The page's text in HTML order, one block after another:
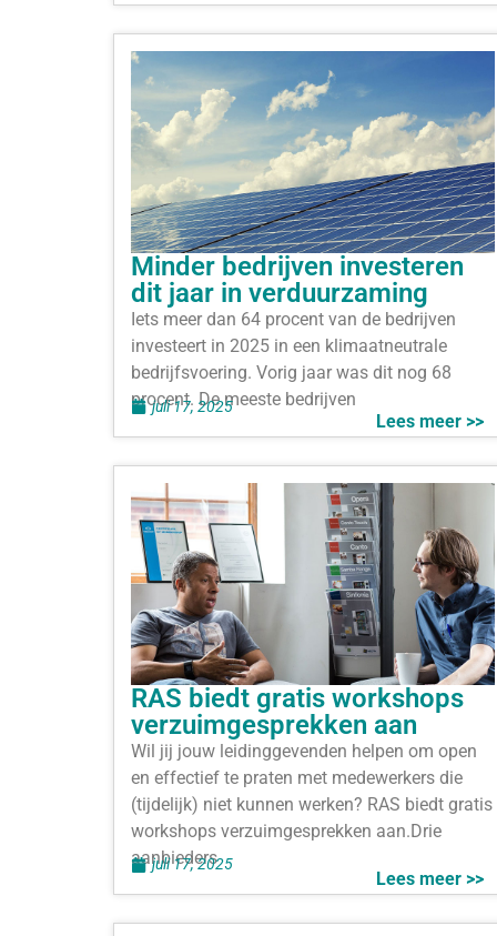
Minder bedrijven investeren
dit jaar in verduurzaming
Iets meer dan 64 procent van de bedrijven
investeert in 2025 in een klimaatneutrale
bedrijfsvoering. Vorig jaar was dit nog 68
procent. De meeste bedrijven
Lees meer >>
juli 17, 2025
RAS biedt gratis workshops
verzuimgesprekken aan
Wil jij jouw leidinggevenden helpen om open
en effectief te praten met medewerkers die
(tijdelijk) niet kunnen werken? RAS biedt gratis
workshops verzuimgesprekken aan.Drie
aanbieders
Lees meer >>
juli 17, 2025